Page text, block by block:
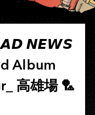
𝘽𝘼𝘿 𝙉𝙀𝙒𝙎
Album
高雄場 🏸